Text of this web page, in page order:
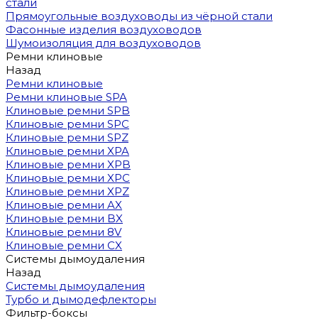
Прямоугольные воздуховоды из чёрной стали
Фасонные изделия воздуховодов
Шумоизоляция для воздуховодов
Ремни клиновые
Назад
Ремни клиновые
Ремни клиновые SPA
Клиновые ремни SPB
Клиновые ремни SPC
Клиновые ремни SPZ
Клиновые ремни XPA
Клиновые ремни XPB
Клиновые ремни XPC
Клиновые ремни XPZ
Клиновые ремни AX
Клиновые ремни BX
Клиновые ремни 8V
Клиновые ремни CX
Системы дымоудаления
Назад
Системы дымоудаления
Турбо и дымодефлекторы
Фильтр-боксы